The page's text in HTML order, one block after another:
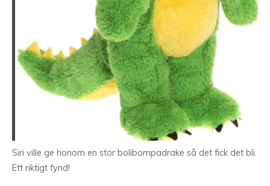
Siri ville ge honom en stor bolibompadrake så det fick det bli.
Ett riktigt fynd!